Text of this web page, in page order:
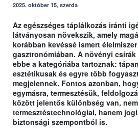
2025. október 15, szerda
Az egészséges táplálkozás iránti
látványosan növekszik, amely
korábban kevéssé ismert
gasztronómiában. A növényi
ebbe a kategóriába tartoznak:
esztétikusak és egyre több
megjelennek. Fontos azonban,
egymásra, termesztésük,
között jelentős különbség van,
termesztéstechnológiai, hanem
biztonsági szempontból is.